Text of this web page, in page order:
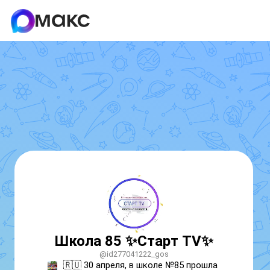
Школа 85 ✨️Старт TV✨️
@id277041222_gos
‎🇷🇺 30 апреля, в школе №85 прошла